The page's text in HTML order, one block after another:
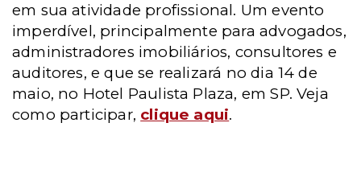
em sua atividade profissional. Um evento
imperdível, principalmente para advogados,
administradores imobiliários, consultores e
auditores, e que se realizará no dia 14 de
maio, no Hotel Paulista Plaza, em SP. Veja
como participar, clique aqui.